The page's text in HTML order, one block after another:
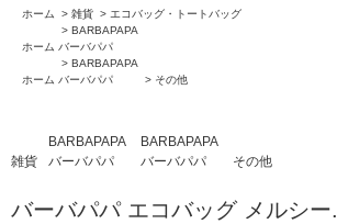
ホーム > 雑貨 > エコバッグ・トートバッグ
ホーム
> BARBAPAPA
バーバパパ
ホーム
> BARBAPAPA
バーバパパ
> その他
雑貨
BARBAPAPA
バーバパパ
BARBAPAPA
バーバパパ
その他
バーバパパ エコバッグ メルシー.